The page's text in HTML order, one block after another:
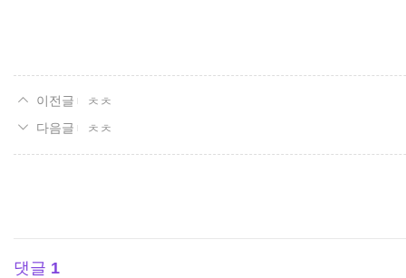
ㅊㅊ
ㅊㅊ
댓글 1